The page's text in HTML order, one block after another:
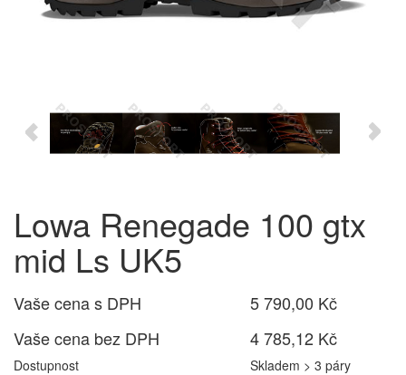
Lowa Renegade 100 gtx
mid Ls UK5
Vaše cena s DPH
5 790,00 Kč
Vaše cena bez DPH
4 785,12 Kč
Dostupnost
Skladem > 3 páry